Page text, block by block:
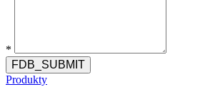
*
FDB_SUBMIT
Produkty